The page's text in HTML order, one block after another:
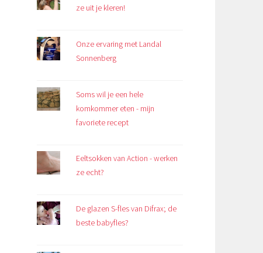
ze uit je kleren!
Onze ervaring met Landal
Sonnenberg
Soms wil je een hele
komkommer eten - mijn
favoriete recept
Eeltsokken van Action - werken
ze echt?
De glazen S-fles van Difrax; de
beste babyfles?